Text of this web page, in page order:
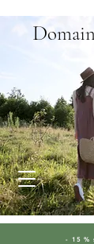
D
- 15 %